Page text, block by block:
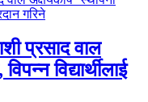
प्रसाद वाल
विद्यार्थीलाई